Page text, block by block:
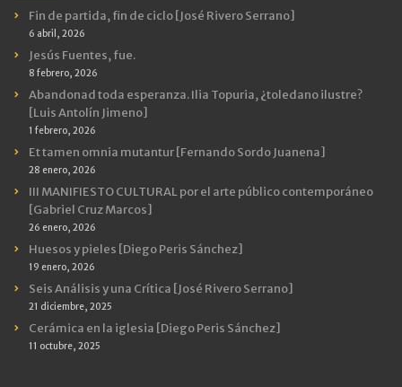
Fin de partida, fin de ciclo [José Rivero Serrano]
6 abril, 2026
Jesús Fuentes, fue.
8 febrero, 2026
Abandonad toda esperanza. Ilia Topuria, ¿toledano ilustre?
[Luis Antolín Jimeno]
1 febrero, 2026
Et tamen omnia mutantur [Fernando Sordo Juanena]
28 enero, 2026
III MANIFIESTO CULTURAL por el arte público contemporáneo
[Gabriel Cruz Marcos]
26 enero, 2026
Huesos y pieles [Diego Peris Sánchez]
19 enero, 2026
Seis Análisis y una Crítica [José Rivero Serrano]
21 diciembre, 2025
Cerámica en la iglesia [Diego Peris Sánchez]
11 octubre, 2025